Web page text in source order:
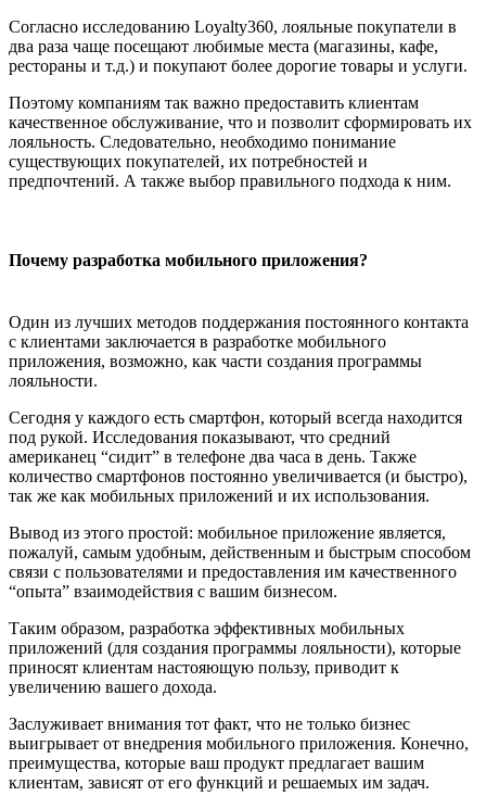
Согласно исследованию Loyalty360, лояльные покупатели в
два раза чаще посещают любимые места (магазины, кафе,
рестораны и т.д.) и покупают более дорогие товары и услуги.
Поэтому компаниям так важно предоставить клиентам
качественное обслуживание, что и позволит сформировать их
лояльность. Следовательно, необходимо понимание
существующих покупателей, их потребностей и
предпочтений. А также выбор правильного подхода к ним.
Почему разработка мобильного приложения?
Один из лучших методов поддержания постоянного контакта
с клиентами заключается в разработке мобильного
приложения, возможно, как части создания программы
лояльности.
Сегодня у каждого есть смартфон, который всегда находится
под рукой. Исследования показывают, что средний
американец “сидит” в телефоне два часа в день. Также
количество смартфонов постоянно увеличивается (и быстро),
так же как мобильных приложений и их использования.
Вывод из этого простой: мобильное приложение является,
пожалуй, самым удобным, действенным и быстрым способом
связи с пользователями и предоставления им качественного
“опыта” взаимодействия с вашим бизнесом.
Таким образом, разработка эффективных мобильных
приложений (для создания программы лояльности), которые
приносят клиентам настояющую пользу, приводит к
увеличению вашего дохода.
Заслуживает внимания тот факт, что не только бизнес
выигрывает от внедрения мобильного приложения. Конечно,
преимущества, которые ваш продукт предлагает вашим
клиентам, зависят от его функций и решаемых им задач.